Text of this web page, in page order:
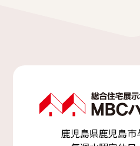
鹿児島県鹿児島